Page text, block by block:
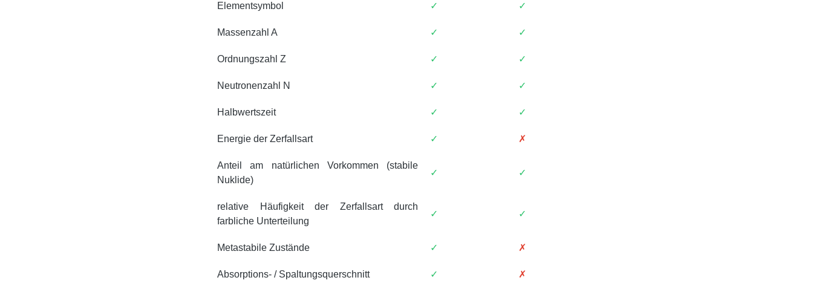
Elementsymbol ✓ ✓
Massenzahl A ✓ ✓
Ordnungszahl Z ✓ ✓
Neutronenzahl N ✓ ✓
Halbwertszeit ✓ ✓
Energie der Zerfallsart ✓ ✗
Anteil am natürlichen Vorkommen (stabile
Nuklide)
✓ ✓
relative Häufigkeit der Zerfallsart durch
farbliche Unterteilung
✓ ✓
Metastabile Zustände ✓ ✗
Absorptions- / Spaltungsquerschnitt ✓ ✗